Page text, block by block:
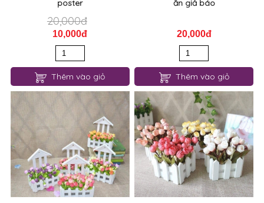
poster
20,000đ
10,000đ
Thêm vào giỏ
ăn giả báo
20,000đ
Thêm vào giỏ